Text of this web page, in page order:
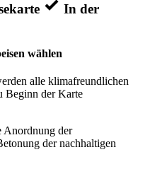
In der
wählen
alle klimafreundlichen
Beginn der Karte
Anordnung der
der nachhaltigen